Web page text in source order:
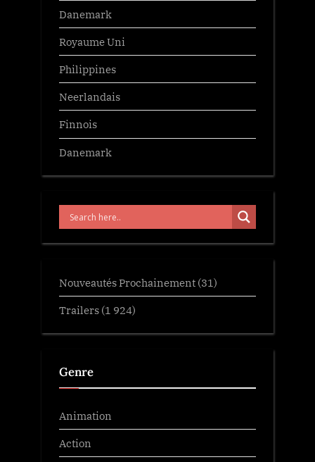
Danemark
Royaume Uni
Philippines
Neerlandais
Finnois
Danemark
Nouveautés Prochainement (31)
Trailers (1 924)
Genre
Animation
Action